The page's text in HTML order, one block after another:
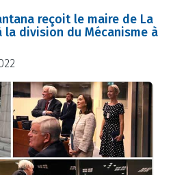
reçoit le maire de La
la division du Mécanisme à